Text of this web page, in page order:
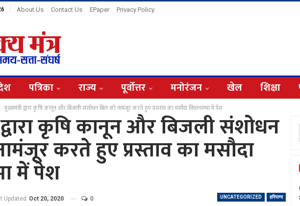
About Us Contact Us EPaper Privacy Policy
पत्रिका राज्य पूर्वोत्तर मनोरंजन खेल शिक्षा
मुख्यमंत्री द्वारा कृषि कानून और बिजली संशोधन बिल को नामंजूर करते हुए प्रस्ताव का मसौदा विधानसभा में पेश
कृषि कानून और बिजली संशोधन
करते हुए प्रस्ताव का मसौदा
में पेश
UNCATEGORIZED हरियाणा
Updated Oct 20, 2020 0